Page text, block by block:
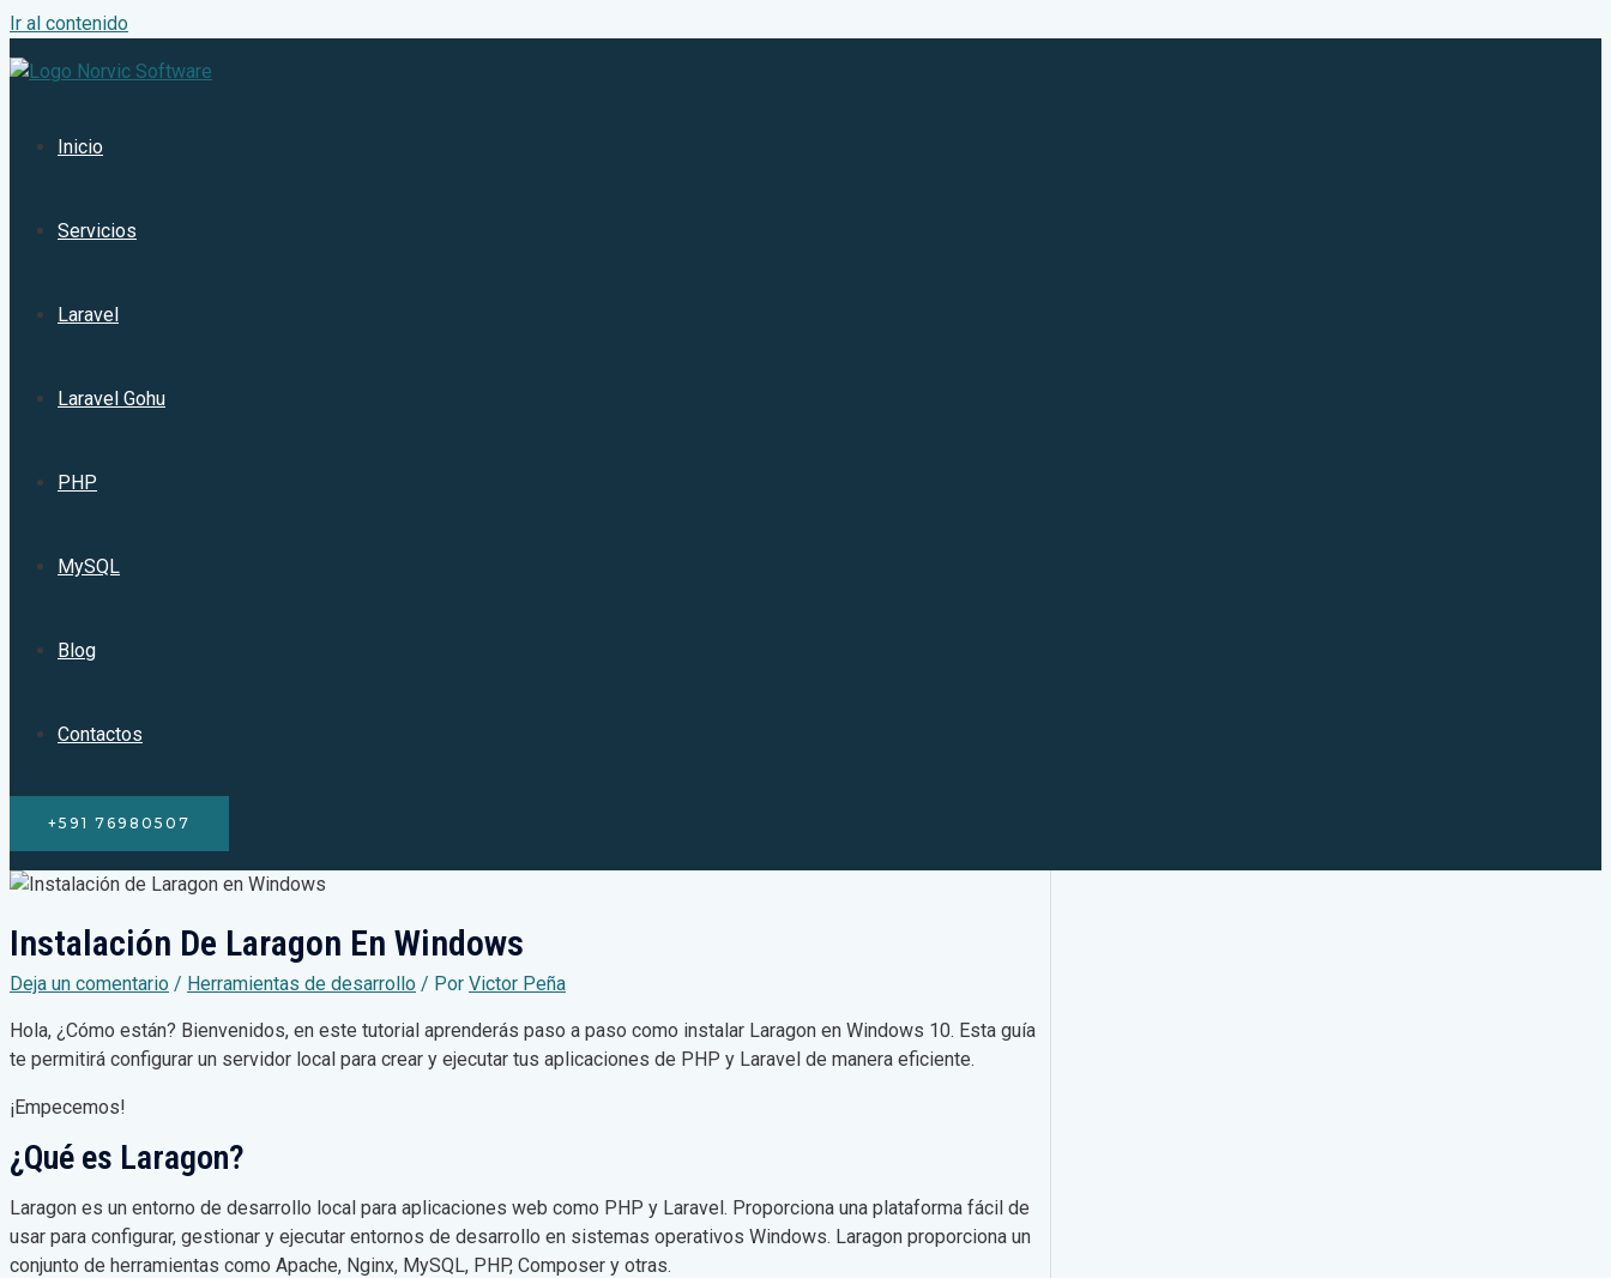
Ir al contenido
Inicio
Servicios
Laravel
Laravel Gohu
PHP
MySQL
Blog
Contactos
+591 76980507
Instalación De Laragon En Windows
Deja un comentario / Herramientas de desarrollo / Por Victor Peña
Hola, ¿Cómo están? Bienvenidos, en este tutorial aprenderás paso a paso como instalar Laragon en Windows 10. Esta guía
te permitirá configurar un servidor local para crear y ejecutar tus aplicaciones de PHP y Laravel de manera eficiente.
¡Empecemos!
¿Qué es Laragon?
Laragon es un entorno de desarrollo local para aplicaciones web como PHP y Laravel. Proporciona una plataforma fácil de
usar para configurar, gestionar y ejecutar entornos de desarrollo en sistemas operativos Windows. Laragon proporciona un
conjunto de herramientas como Apache, Nginx, MySQL, PHP, Composer y otras.